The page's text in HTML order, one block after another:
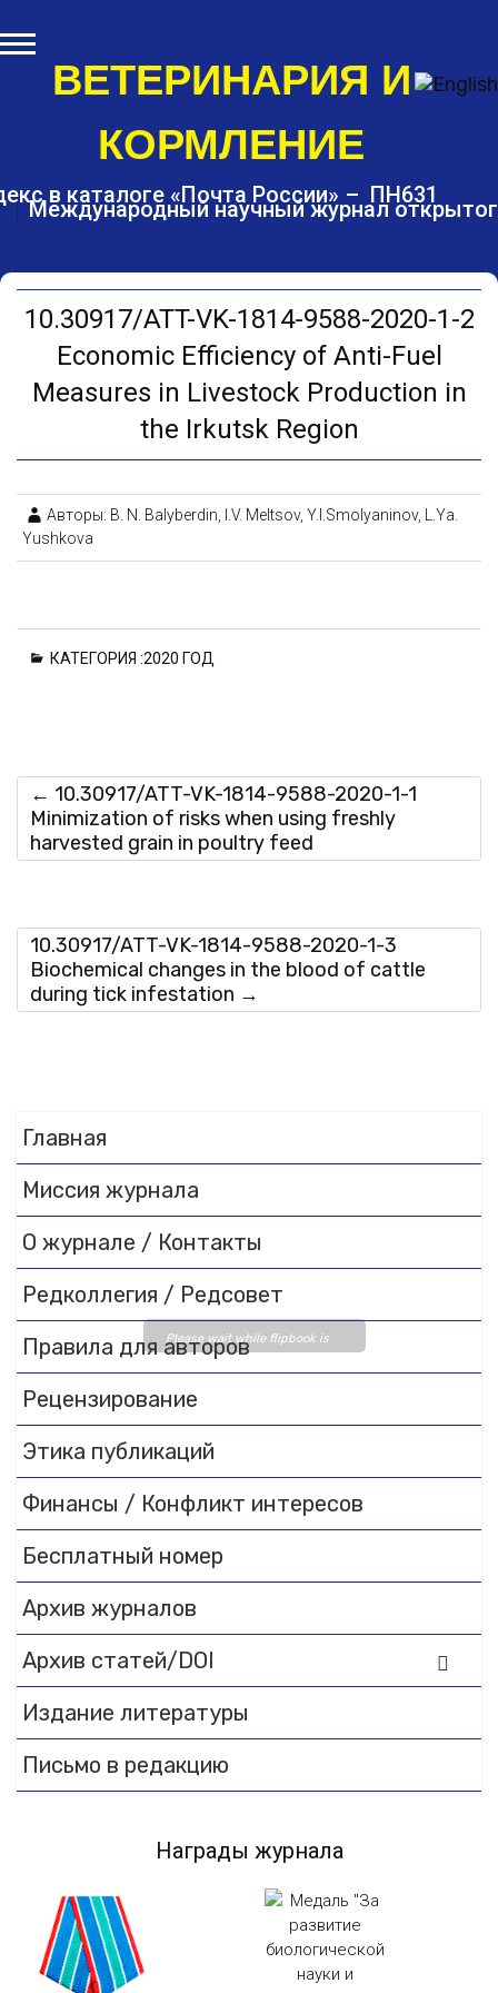
k
i
n
n
ВЕТЕРИНАРИЯ И
КОРМЛЕНИЕ
Международный научный журнал
в каталоге «Почта России» – ПН631
10.30917/ATT-VK-1814-9588-2020-1-2
Economic Efficiency of Anti-Fuel
Measures in Livestock Production in
the Irkutsk Region
Авторы: B. N. Balyberdin, I.V. Meltsov, Y.I.Smolyaninov, L.Ya.
Yushkova
Please wait while flipbook is
FAQs and issues please refer
Flipbook Plugin Help
КАТЕГОРИЯ :2020 ГОД
← 10.30917/ATT-VK-1814-9588-2020-1-1
Minimization of risks when using freshly
harvested grain in poultry feed
10.30917/ATT-VK-1814-9588-2020-1-3
Biochemical changes in the blood of cattle
during tick infestation →
Главная
Миссия журнала
О журнале / Контакты
Редколлегия / Редсовет
Правила для авторов
Рецензирование
Этика публикаций
Финансы / Конфликт интересов
Бесплатный номер
Архив журналов
Архив статей/DOI
Издание литературы
Письмо в редакцию
Награды журнала